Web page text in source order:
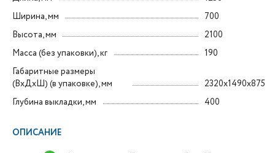
Ширина, мм
700
Высота, мм
2100
Масса (без упаковки), кг
190
Габаритные размеры
(ВxДxШ) (в упаковке), мм
2320х1490х875
Глубина выкладки, мм
400
ОПИСАНИЕ